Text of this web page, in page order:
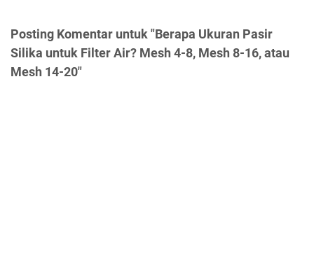
Posting Komentar untuk "Berapa Ukuran Pasir
Silika untuk Filter Air? Mesh 4-8, Mesh 8-16, atau
Mesh 14-20"